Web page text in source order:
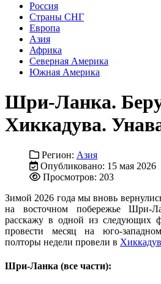
Россия
Страны СНГ
Европа
Азия
Африка
Северная Америка
Южная Америка
Шри-Ланка.
Хиккадува.
Регион: Азия
Опубликовано: 15 мая 2026
Просмотров: 203
Зимой 2026 года мы вновь
на восточном побережье Шри-
расскажу в одной из следующих
провести месяц на юго-
полторы недели провели в
Шри-Ланка (все части):